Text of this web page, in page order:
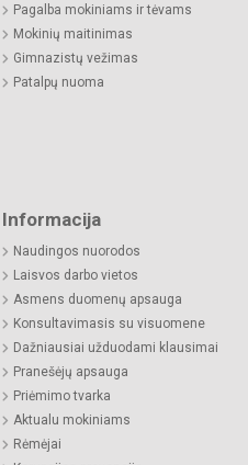
Pagalba mokiniams ir tėvams
Mokinių maitinimas
Gimnazistų vežimas
Patalpų nuoma
Informacija
Naudingos nuorodos
Laisvos darbo vietos
Asmens duomenų apsauga
Konsultavimasis su visuomene
Dažniausiai užduodami klausimai
Pranešėjų apsauga
Priėmimo tvarka
Aktualu mokiniams
Rėmėjai